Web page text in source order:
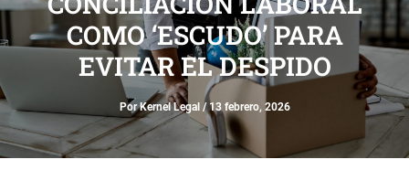
COMO ‘ESCUDO’ PARA
EVITAR EL DESPIDO
PorKernel Legal / 13 febrero, 2026